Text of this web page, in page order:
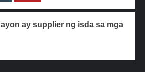
ay supplier ng isda sa mga